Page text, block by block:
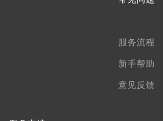
服务流程
新手帮助